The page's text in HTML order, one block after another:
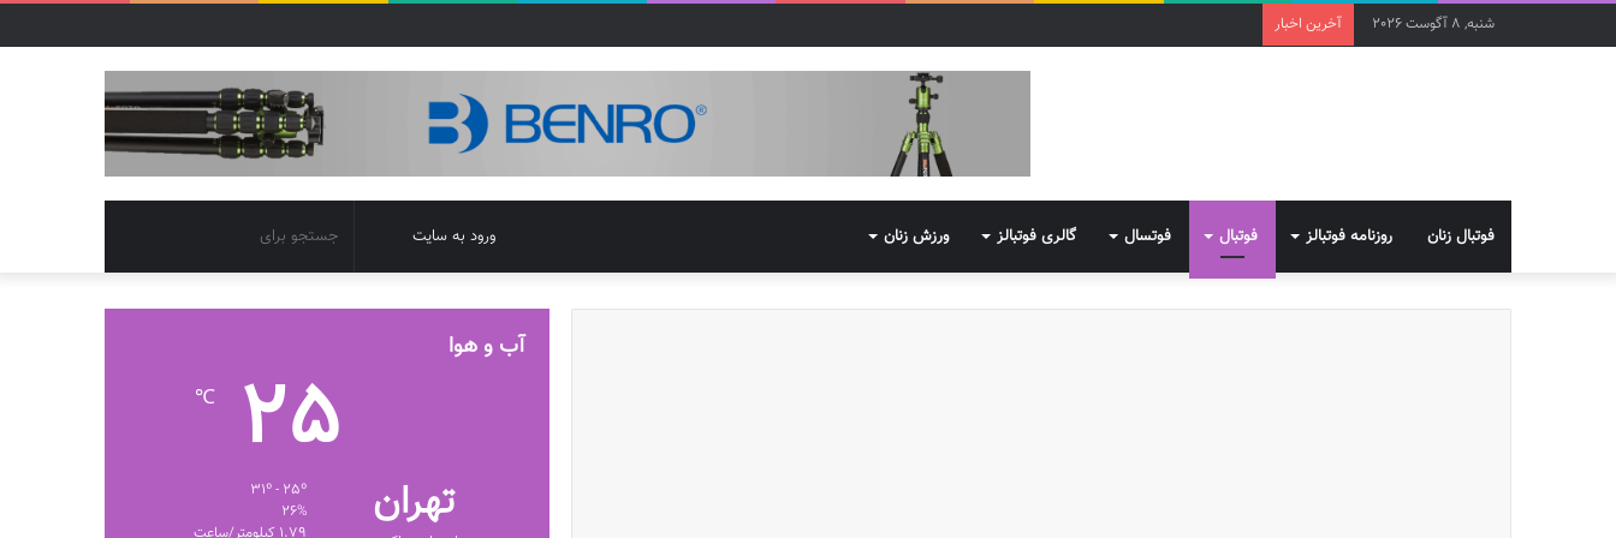
شنبه, 8 آگوست 2026 آخرین اخبار
فوتبال زنان روزنامه فوتبالز فوتبال فوتسال گالری فوتبالز ورزش زنان
برای
تغییر
پوسته
ورود به سایت
آب و هوا
تهران
25
℃
26%
1.79 کیلومتر/ساعت